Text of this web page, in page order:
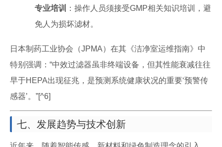
专业培训
：操作人员须接受GMP相关知识培训，避
免人为损坏滤材。
日本制药工业协会（JPMA）在其《洁净室运维指南》中
特别强调：“中效过滤器虽非终端设备，但其性能衰减往往
早于HEPA出现征兆，是预测系统健康状况的重要‘预警传
感器’。”[^6]
七、发展趋势与技术创新